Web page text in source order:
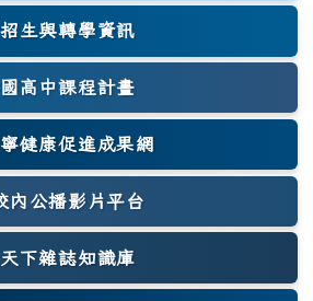
招生與轉學資訊
國高中課程計畫
健康促進成果網
(另開新視窗)
內公播影片平台
天下雜誌知識庫
(另開新視窗)